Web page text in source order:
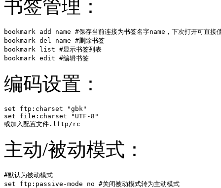
书签管理：
bookmark add name #保存当前连接为书签名字name，下次打开可直
bookmark del name #删除书签
bookmark list #显示书签列表
bookmark edit #编辑书签
编码设置：
set ftp:charset "gbk"
set file:charset "UTF-8"
或加入配置文件.lftp/rc
主动/被动模式：
#默认为被动模式
set ftp:passive-mode no #关闭被动模式转为主动模式